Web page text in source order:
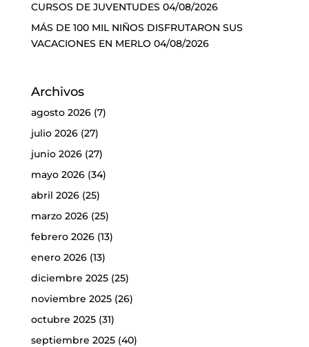
CURSOS DE JUVENTUDES 04/08/2026
MÁS DE 100 MIL NIÑOS DISFRUTARON SUS
VACACIONES EN MERLO 04/08/2026
Archivos
agosto 2026(7)
julio 2026(27)
junio 2026(27)
mayo 2026(34)
abril 2026(25)
marzo 2026(25)
febrero 2026(13)
enero 2026(13)
diciembre 2025(25)
noviembre 2025(26)
octubre 2025(31)
septiembre 2025(40)